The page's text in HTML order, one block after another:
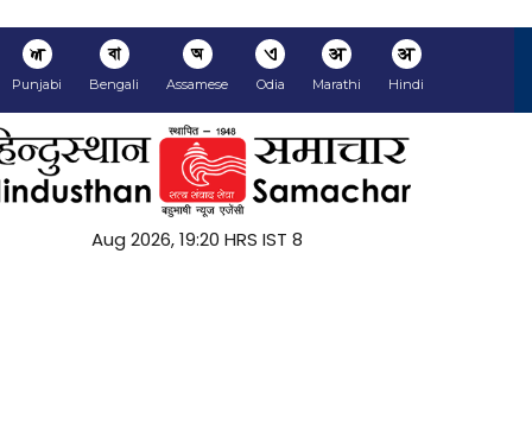
अ
Hindi
अ
Marathi
ଏ
Odia
অ
Assamese
বা
Bengali
ਅ
Punjabi
8 Aug 2026, 19:20 HRS IST